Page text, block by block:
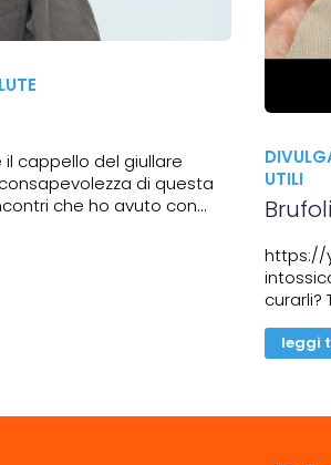
cappello del giullare
di questa
che ho avuto con
UTILI
https://
curarli?
leggi